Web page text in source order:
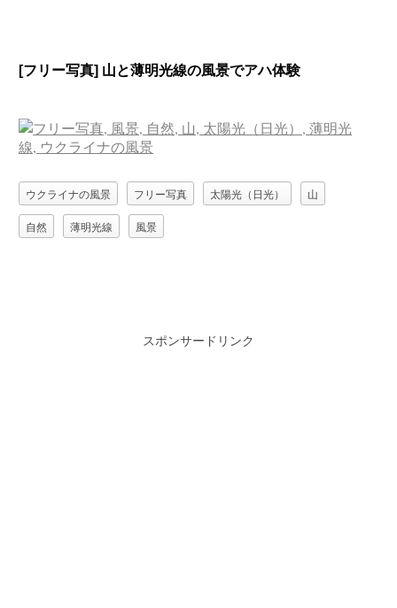
[フリー写真] 山と薄明光線の風景でアハ体験
ウクライナの風景 フリー写真 太陽光（日光） 山
自然 薄明光線 風景
スポンサードリンク